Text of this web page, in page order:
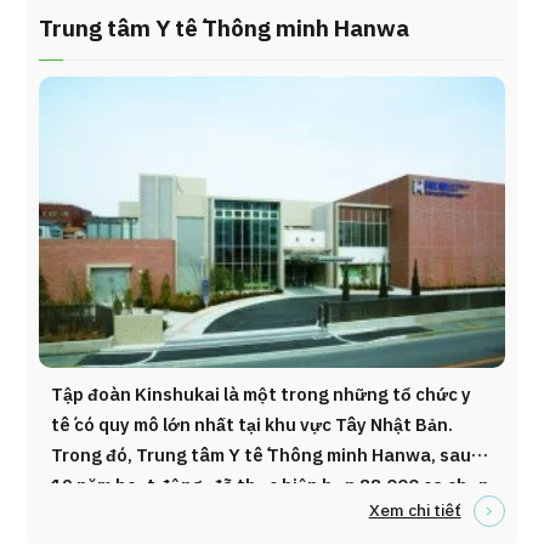
của tòa nhà.
Trung tâm Y tế Thông minh Hanwa
Tập đoàn Kinshukai là một trong những tổ chức y
tế có quy mô lớn nhất tại khu vực Tây Nhật Bản.
Trong đó, Trung tâm Y tế Thông minh Hanwa, sau
19 năm hoạt động, đã thực hiện hơn 88.000 ca chụp
PET. Trung tâm cũng hợp tác với các bệnh viện đại
Xem chi tiết